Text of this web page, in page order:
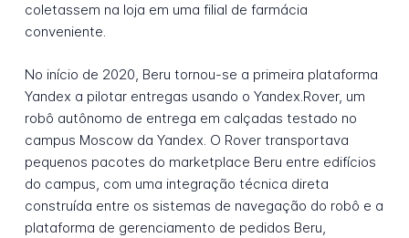
coletassem na loja em uma filial de farmácia
conveniente.
No início de 2020, Beru tornou-se a primeira plataforma
Yandex a pilotar entregas usando o Yandex.Rover, um
robô autônomo de entrega em calçadas testado no
campus Moscow da Yandex. O Rover transportava
pequenos pacotes do marketplace Beru entre edifícios
do campus, com uma integração técnica direta
construída entre os sistemas de navegação do robô e a
plataforma de gerenciamento de pedidos Beru,